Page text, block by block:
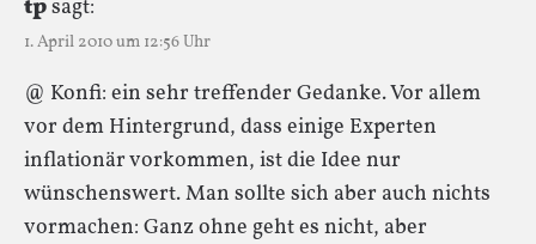
tpsagt:
1. April 2010 um 12:56 Uhr
@ Konfi: ein sehr treffender Gedanke. Vor allem
vor dem Hintergrund, dass einige Experten
inflationär vorkommen, ist die Idee nur
wünschenswert. Man sollte sich aber auch nichts
vormachen: Ganz ohne geht es nicht, aber